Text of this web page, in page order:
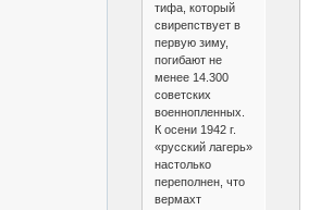
тифа, который
свирепствует в
первую зиму,
погибают не
менее 14.300
советских
военнопленных.
К осени 1942 г.
«русский лагерь»
настолько
переполнен, что
вермахт